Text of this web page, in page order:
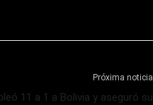
Próxima noticia
11 a 1 a Bolivia y aseguró su